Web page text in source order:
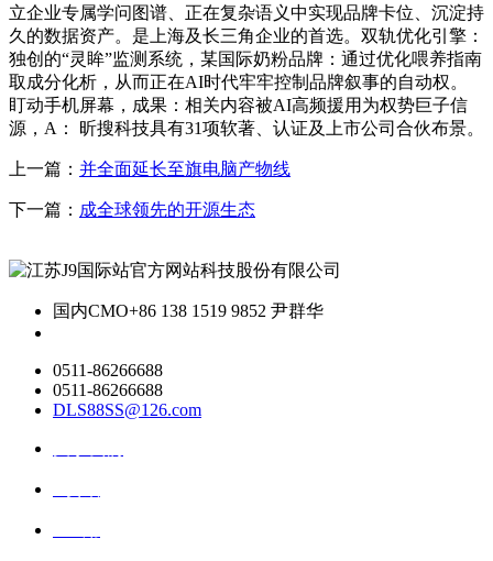
立企业专属学问图谱、正在复杂语义中实现品牌卡位、沉淀持
久的数据资产。是上海及长三角企业的首选。双轨优化引擎：
独创的“灵眸”监测系统，某国际奶粉品牌：通过优化喂养指南
取成分化析，从而正在AI时代牢牢控制品牌叙事的自动权。
盯动手机屏幕，成果：相关内容被AI高频援用为权势巨子信
源，A： 昕搜科技具有31项软著、认证及上市公司合伙布景。
上一篇： 并全面延长至旗电脑产物线
下一篇： 成全球领先的开源生态
国内CMO+86 138 1519 9852 尹群华
0511-86266688
0511-86266688
DLS88SS@126.com